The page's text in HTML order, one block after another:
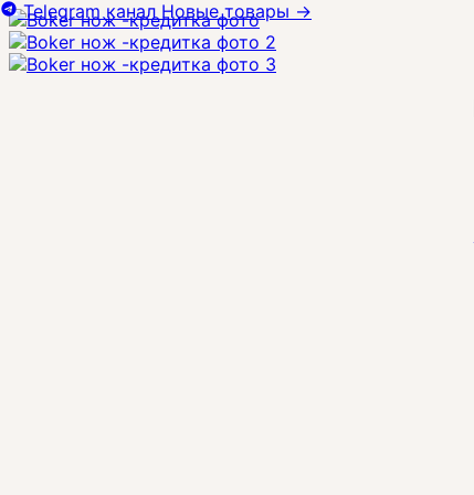
Telegram канал Новые товары →